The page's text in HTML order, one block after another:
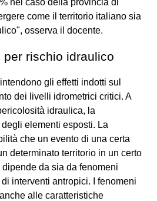
come il territorio italiano sia
osserva il docente.
rischio idraulico
gli effetti indotti sul
dei livelli idrometrici critici. A
idraulica, la
elementi esposti. La
che un evento di una certa
determinato territorio in un certo
da sia da fenomeni
interventi antropici. I fenomeni
alle caratteristiche